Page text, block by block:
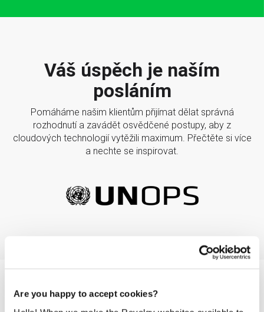
Are you happy to accept cookies?
Váš úspěch je naším
posláním
Pomáháme našim klientům přijímat dělat správná
rozhodnutí a zavádět osvědčené postupy, aby z
cloudových technologií vytěžili maximum. Přečtěte si více
a nechte se inspirovat.
Je pro vás Workspace